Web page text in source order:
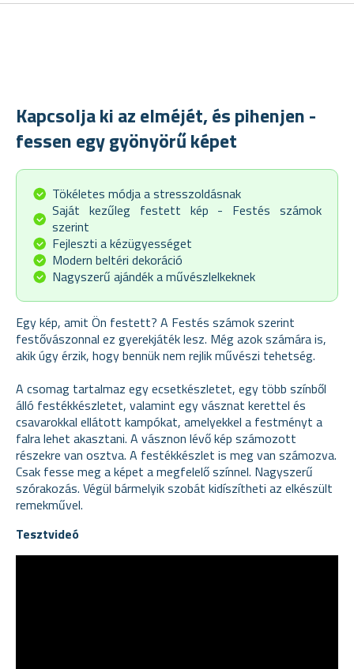
Kapcsolja ki az elméjét, és pihenjen -
fessen egy gyönyörű képet
Tökéletes módja a stresszoldásnak
Saját kezűleg festett kép - Festés számok
szerint
Fejleszti a kézügyességet
Modern beltéri dekoráció
Nagyszerű ajándék a művészlelkeknek
Egy kép, amit Ön festett? A Festés számok szerint
festővászonnal ez gyerekjáték lesz. Még azok számára is,
akik úgy érzik, hogy bennük nem rejlik művészi tehetség.
A csomag tartalmaz egy ecsetkészletet, egy több színből
álló festékkészletet, valamint egy vásznat kerettel és
csavarokkal ellátott kampókat, amelyekkel a festményt a
falra lehet akasztani. A vásznon lévő kép számozott
részekre van osztva. A festékkészlet is meg van számozva.
Csak fesse meg a képet a megfelelő színnel. Nagyszerű
szórakozás. Végül bármelyik szobát kidíszítheti az elkészült
remekművel.
Tesztvideó